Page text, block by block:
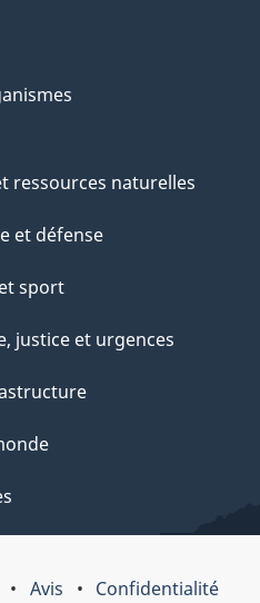
ressources naturelles
et défense
sport
justice et urgences
Avis Confidentialité